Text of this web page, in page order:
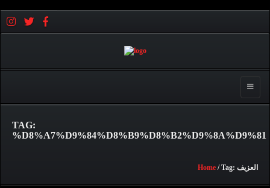
Toggle
TAG:
%D8%A7%D9%84%D8%B9%D8%B2%D9%8A%D9%81
Home / Tag: العزيف